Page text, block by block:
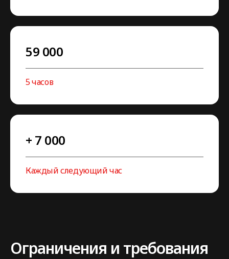
59 000
5 часов
+ 7 000
Каждый следующий час
Ограничения и требования